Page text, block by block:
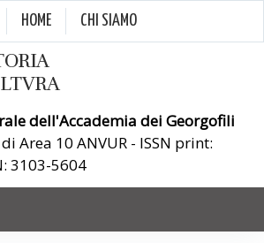
HOME CHI SIAMO
dell'Accademia dei Georgofili
Area 10 ANVUR - ISSN print:
3103-5604